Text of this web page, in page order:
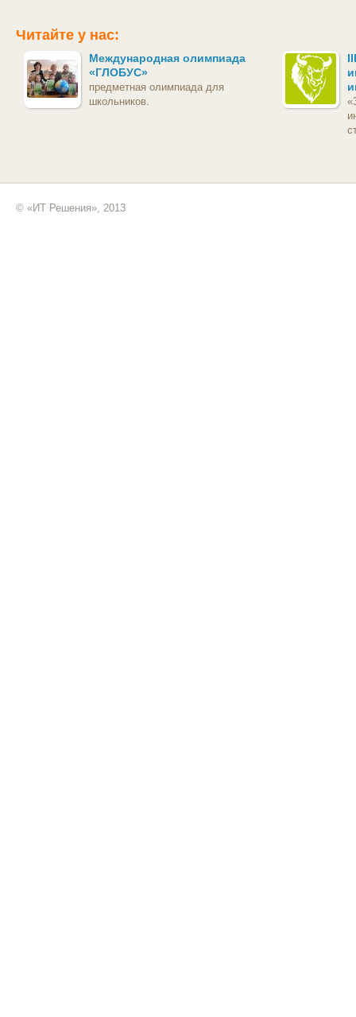
Читайте у нас:
Международная олимпиада
«ГЛОБУС»
предметная олимпиада для
школьников.
© «ИТ Решения», 2013